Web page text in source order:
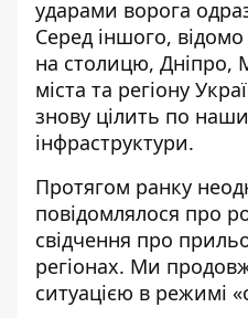
ударами ворога
Серед іншого, відомо
на столицю, Дніпро,
міста та регіону
знову цілить по
інфраструктури.
Протягом ранку
повідомлялося про
свідчення про
регіонах. Ми
ситуацією в режимі